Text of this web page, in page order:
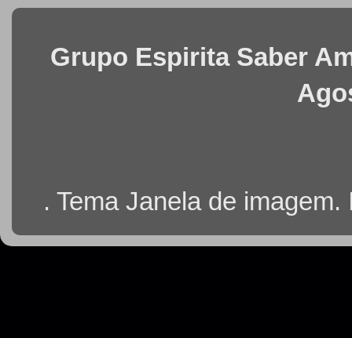
Grupo Espirita Saber
. Tema Janela de